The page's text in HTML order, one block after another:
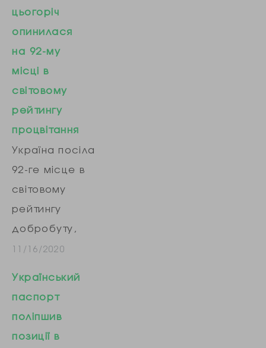
цьогоріч
опинилася
на 92-му
місці в
світовому
рейтингу
процвітання
Україна посіла
92-ге місце в
світовому
рейтингу
добробуту,
складеному
аналітичною
організацією
11/16/2020
Український
паспорт
поліпшив
позиції в